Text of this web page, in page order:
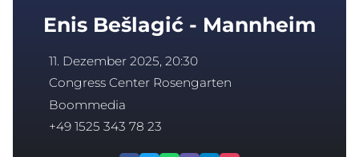
Enis Bešlagić - Mannheim
11. Dezember 2025, 20:30
Congress Center Rosengarten
Boommedia
+49 1525 343 78 23